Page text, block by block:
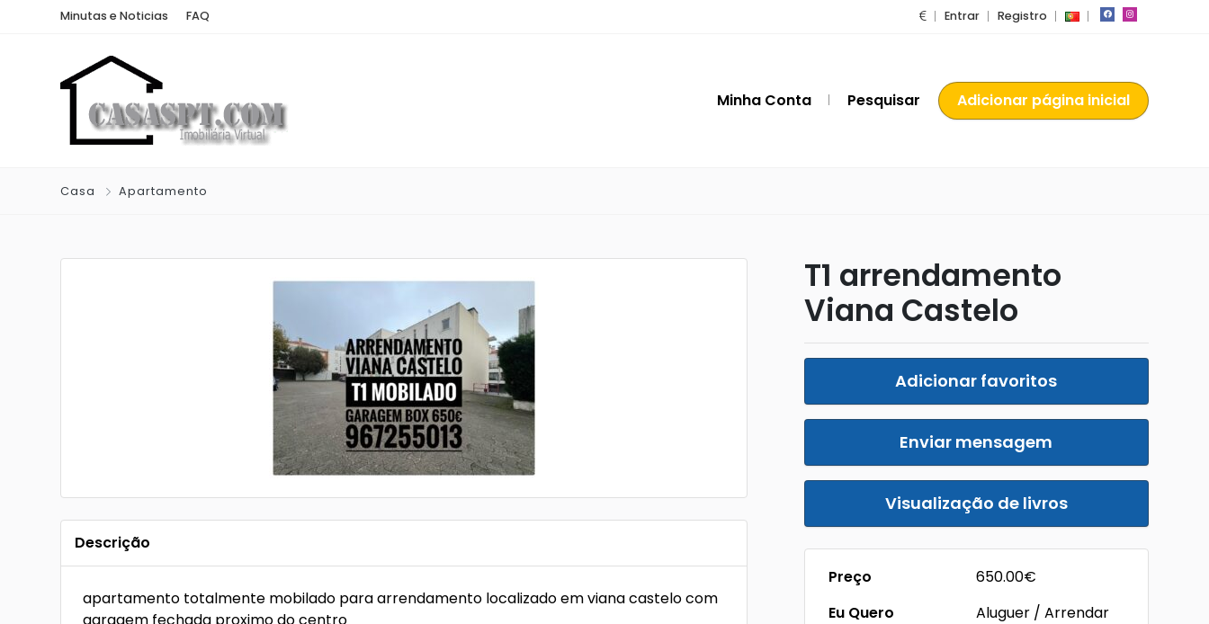
Minutas e Noticias FAQ Entrar Registro
Minha Conta Pesquisar Adicionar página inicial
Casa Apartamento
T1 arrendamento
Viana Castelo
Adicionar favoritos
Enviar mensagem
Visualização de livros
Preço
650.00€
Eu Quero
Aluguer / Arrendar
Descrição
apartamento totalmente mobilado para arrendamento localizado em viana castelo com